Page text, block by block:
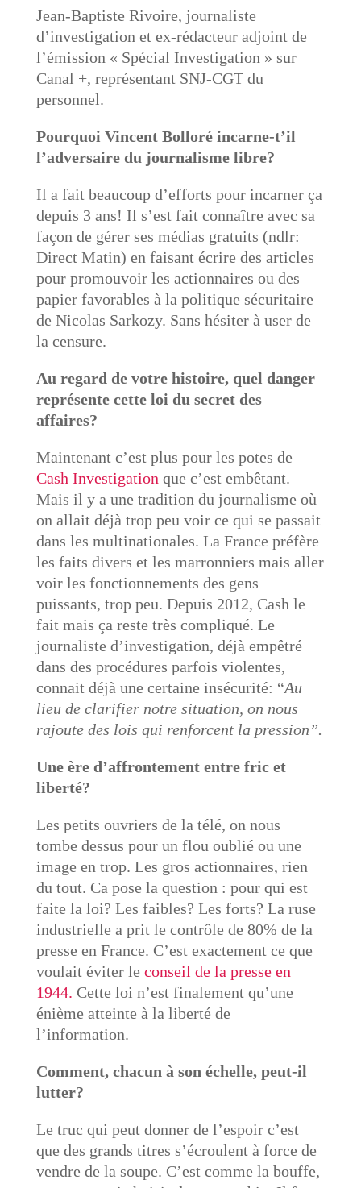
Jean-Baptiste Rivoire, journaliste
d’investigation et ex-rédacteur adjoint de
l’émission « Spécial Investigation » sur
Canal +, représentant SNJ-CGT du
personnel.
Pourquoi Vincent Bolloré incarne-t’il
l’adversaire du journalisme libre?
Il a fait beaucoup d’efforts pour incarner ça
depuis 3 ans! Il s’est fait connaître avec sa
façon de gérer ses médias gratuits (ndlr:
Direct Matin) en faisant écrire des articles
pour promouvoir les actionnaires ou des
papier favorables à la politique sécuritaire
de Nicolas Sarkozy. Sans hésiter à user de
la censure.
Au regard de votre histoire, quel danger
représente cette loi du secret des
affaires?
Maintenant c’est plus pour les potes de
Cash Investigationque c’est embêtant.
Mais il y a une tradition du journalisme où
on allait déjà trop peu voir ce qui se passait
dans les multinationales. La France préfère
les faits divers et les marronniers mais aller
voir les fonctionnements des gens
puissants, trop peu. Depuis 2012, Cash le
fait mais ça reste très compliqué. Le
journaliste d’investigation, déjà empêtré
dans des procédures parfois violentes,
connait déjà une certaine insécurité: “Au
lieu de clarifier notre situation, on nous
rajoute des lois qui renforcent la pression”.
Une ère d’affrontement entre fric et
liberté?
Les petits ouvriers de la télé, on nous
tombe dessus pour un flou oublié ou une
image en trop. Les gros actionnaires, rien
du tout. Ca pose la question : pour qui est
faite la loi? Les faibles? Les forts? La ruse
industrielle a prit le contrôle de 80% de la
presse en France. C’est exactement ce que
voulait éviter le conseil de la presse en
1944. Cette loi n’est finalement qu’une
énième atteinte à la liberté de
l’information.
Comment, chacun à son échelle, peut-il
lutter?
Le truc qui peut donner de l’espoir c’est
que des grands titres s’écroulent à force de
vendre de la soupe. C’est comme la bouffe,